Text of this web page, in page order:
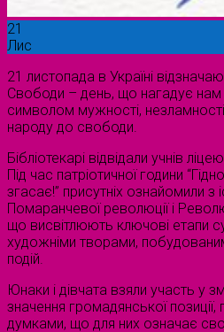
21
Лис
21 листопада в Україні
Свободи – день, що нагадує нам
символом мужності,
народу до свободи.
Бібліотекарі відвідали учнів
Під час патріотичної години
згасає!” присутніх ознайомили з
Помаранчевої революції і
що висвітлюють ключові етапи
художніми творами,
подій.
Юнаки і дівчата взяли участь у
значення громадянської позиції,
думками, що для них означає